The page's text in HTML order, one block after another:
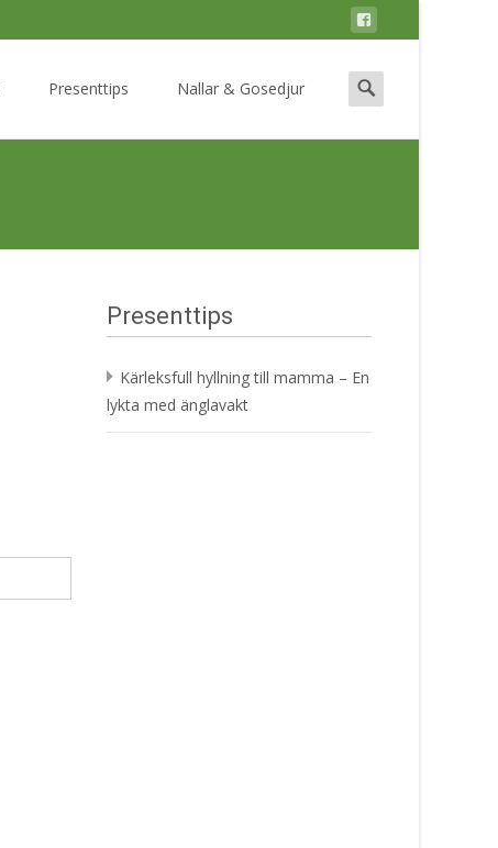
Presenttips Nallar & Gosedjur
Search
for:
Presenttips
Kärleksfull hyllning till mamma – En
lykta med änglavakt